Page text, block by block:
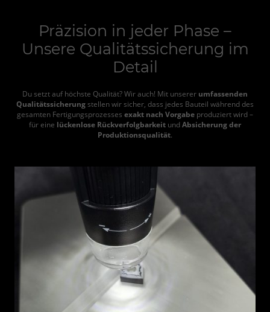
Präzision in jeder Phase –
Unsere Qualitätssicherung im
Detail
Du setzt auf höchste Qualität? Wir auch! Mit unserer umfassenden
Qualitätssicherungstellen wir sicher, dass jedes Bauteil während des
gesamten Fertigungsprozesses exakt nach Vorgabe produziert wird –
für eine lückenlose Rückverfolgbarkeit undAbsicherung der
Produktionsqualität.